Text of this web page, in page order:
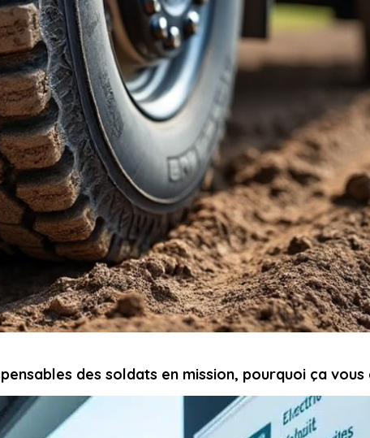
des soldats en mission, pourquoi ça